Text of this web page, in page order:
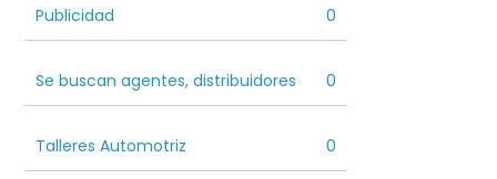
Publicidad 0
Se buscan agentes, distribuidores 0
Talleres Automotriz 0